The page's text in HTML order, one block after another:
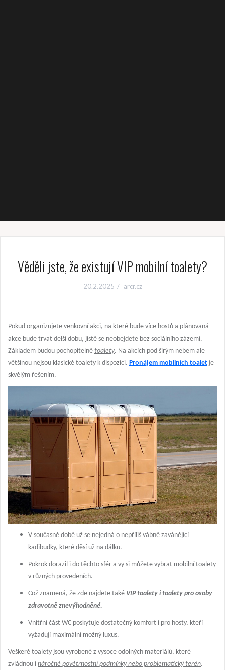
Věděli jste, že existují VIP mobilní toalety?
20.2.2025 arcr.cz
Pokud organizujete venkovní akci, na které bude více hostů a plánovaná
akce bude trvat delší dobu, jistě se neobejdete bez sociálního zázemí.
Základem budou pochopitelně toalety. Na akcích pod širým nebem ale
většinou nejsou klasické toalety k dispozici. Pronájem mobilních toalet je
skvělým řešením.
V současné době už se nejedná o nepříliš vábně zavánějící
kadibudky, které děsí už na dálku.
Pokrok dorazil i do těchto sfér a vy si můžete vybrat mobilní toalety
v různých provedeních.
Což znamená, že zde najdete také VIP toalety i toalety pro osoby
zdravotně znevýhodněné.
Vnitřní část WC poskytuje dostatečný komfort i pro hosty, kteří
vyžadují maximální možný luxus.
Veškeré toalety jsou vyrobené z vysoce odolných materiálů, které
zvládnou i náročné povětrnostní podmínky nebo problematický terén.